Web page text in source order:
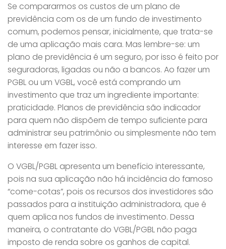
Se compararmos os custos de um plano de
previdência com os de um fundo de investimento
comum, podemos pensar, inicialmente, que trata-se
de uma aplicação mais cara. Mas lembre-se: um
plano de previdência é um seguro, por isso é feito por
seguradoras, ligadas ou não a bancos. Ao fazer um
PGBL ou um VGBL, você está comprando um
investimento que traz um ingrediente importante:
praticidade. Planos de previdência são indicador
para quem não dispõem de tempo suficiente para
administrar seu patrimônio ou simplesmente não tem
interesse em fazer isso.
O VGBL/PGBL apresenta um benefício interessante,
pois na sua aplicação não há incidência do famoso
“come-cotas”, pois os recursos dos investidores são
passados para a instituição administradora, que é
quem aplica nos fundos de investimento. Dessa
maneira, o contratante do VGBL/PGBL não paga
imposto de renda sobre os ganhos de capital.